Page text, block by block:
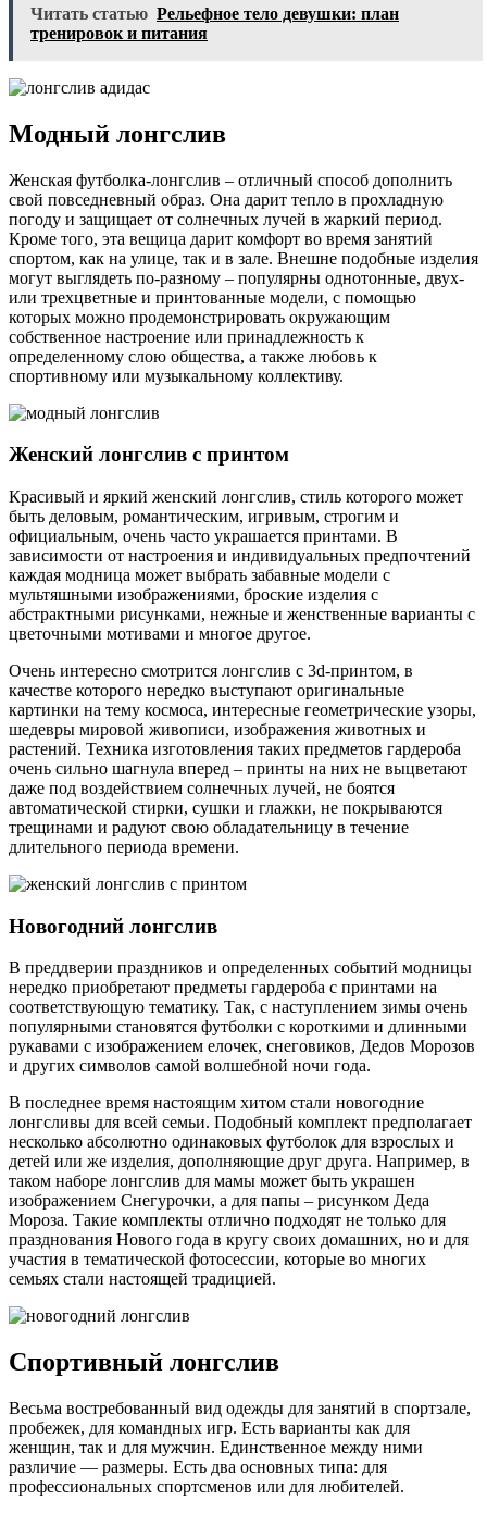
Читать статью Рельефное тело девушки: план
тренировок и питания
Модный лонгслив
Женская футболка-лонгслив – отличный способ дополнить
свой повседневный образ. Она дарит тепло в прохладную
погоду и защищает от солнечных лучей в жаркий период.
Кроме того, эта вещица дарит комфорт во время занятий
спортом, как на улице, так и в зале. Внешне подобные изделия
могут выглядеть по-разному – популярны однотонные, двух-
или трехцветные и принтованные модели, с помощью
которых можно продемонстрировать окружающим
собственное настроение или принадлежность к
определенному слою общества, а также любовь к
спортивному или музыкальному коллективу.
Женский лонгслив с принтом
Красивый и яркий женский лонгслив, стиль которого может
быть деловым, романтическим, игривым, строгим и
официальным, очень часто украшается принтами. В
зависимости от настроения и индивидуальных предпочтений
каждая модница может выбрать забавные модели с
мультяшными изображениями, броские изделия с
абстрактными рисунками, нежные и женственные варианты с
цветочными мотивами и многое другое.
Очень интересно смотрится лонгслив с 3d-принтом, в
качестве которого нередко выступают оригинальные
картинки на тему космоса, интересные геометрические узоры,
шедевры мировой живописи, изображения животных и
растений. Техника изготовления таких предметов гардероба
очень сильно шагнула вперед – принты на них не выцветают
даже под воздействием солнечных лучей, не боятся
автоматической стирки, сушки и глажки, не покрываются
трещинами и радуют свою обладательницу в течение
длительного периода времени.
Новогодний лонгслив
В преддверии праздников и определенных событий модницы
нередко приобретают предметы гардероба с принтами на
соответствующую тематику. Так, с наступлением зимы очень
популярными становятся футболки с короткими и длинными
рукавами с изображением елочек, снеговиков, Дедов Морозов
и других символов самой волшебной ночи года.
В последнее время настоящим хитом стали новогодние
лонгсливы для всей семьи. Подобный комплект предполагает
несколько абсолютно одинаковых футболок для взрослых и
детей или же изделия, дополняющие друг друга. Например, в
таком наборе лонгслив для мамы может быть украшен
изображением Снегурочки, а для папы – рисунком Деда
Мороза. Такие комплекты отлично подходят не только для
празднования Нового года в кругу своих домашних, но и для
участия в тематической фотосессии, которые во многих
семьях стали настоящей традицией.
Спортивный лонгслив
Весьма востребованный вид одежды для занятий в спортзале,
пробежек, для командных игр. Есть варианты как для
женщин, так и для мужчин. Единственное между ними
различие — размеры. Есть два основных типа: для
профессиональных спортсменов или для любителей.